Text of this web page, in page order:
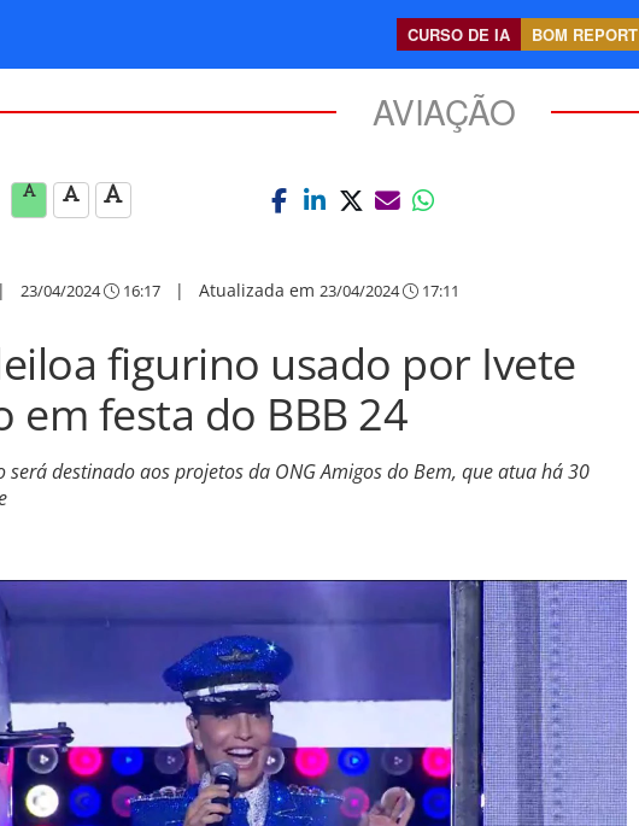
CURSO DE IA BOM REPORT
AVIAÇÃO
23/04/2024 16:17 | Atualizada em 23/04/2024 17:11
figurino usado por Ivete
em festa do BBB 24
será destinado aos projetos da ONG Amigos do Bem, que atua há 30